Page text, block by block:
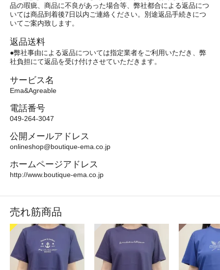
品の瑕疵、商品に不良があった場合等、弊社都合による返品につ
いては商品到着後7日以内ご連絡ください。別途返品手続きにつ
いてご案内致します。
返品送料
●弊社事由による返品については指定業者をご利用いただき、弊
社負担にて返品を受け付けさせていただきます。
サービス名
Ema&Agreable
電話番号
049-264-3047
公開メールアドレス
onlineshop@boutique-ema.co.jp
ホームページアドレス
http://www.boutique-ema.co.jp
売れ筋商品